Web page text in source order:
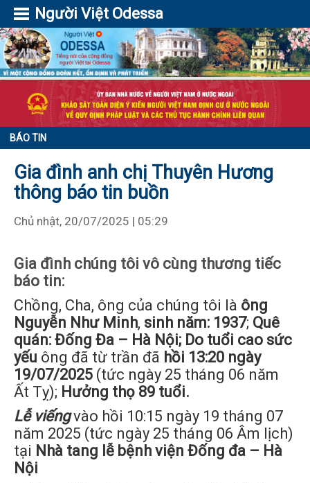
Người Việt Odessa
BÁO TIN
Gia đình anh chị Thuyên Hương
thông báo tin buồn
Chủ nhật, 20/07/2025 | 05:29
Gia đình chúng tôi vô cùng thương tiếc
báo tin:
Chồng, Cha, ông của chúng tôi là ông
Nguyễn Như Minh, sinh năm: 1937; Quê
quán: Đống Đa – H à Nội; Do tuổi cao sức
yếu ông đã từ trần đã hồi 13:20 ngày
19/07/2025 (tức ngày 25 tháng 06 năm
Ất Tỵ); Hưởng thọ 89 tuổi.
Lễ viếngvào hồi 10:15 ngày 19 tháng 07
năm 2025 (tức ngày 25 tháng 06 Âm lịch)
tại Nhà tang lễ bệnh viện Đống đa – H à
Nội